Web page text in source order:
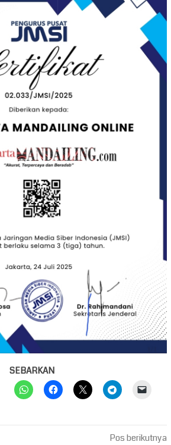
SEBARKAN
Pos berikutnya